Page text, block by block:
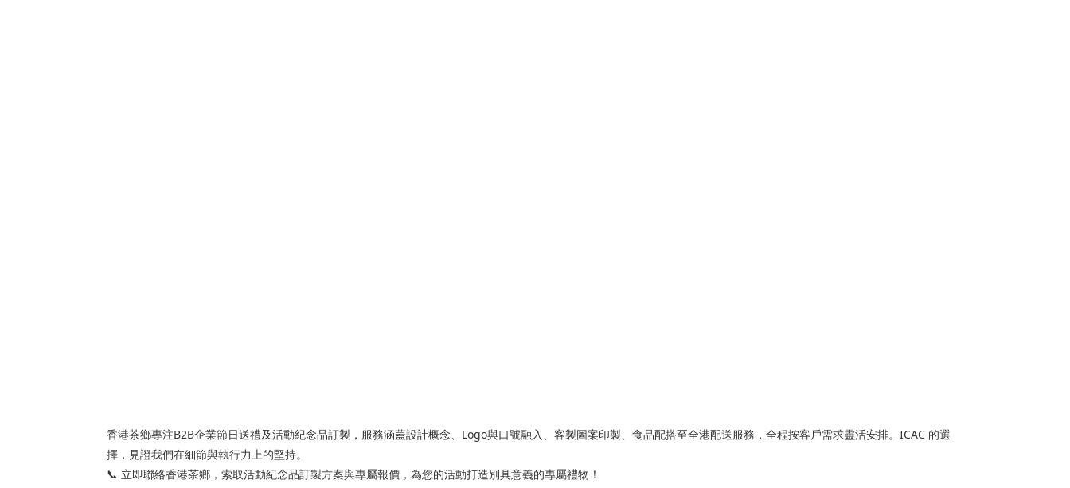
香港茶鄉專注B2B企業節日送禮及活動紀念品訂製，服務涵蓋設計概念、Logo與口號融入、客製圖案印製、食品配搭至全港配送服務，全程按客戶需求靈活安排。ICAC 的選
擇，見證我們在細節與執行力上的堅持。
📞 立即聯絡香港茶鄉，索取活動紀念品訂製方案與專屬報價，為您的活動打造別具意義的專屬禮物！